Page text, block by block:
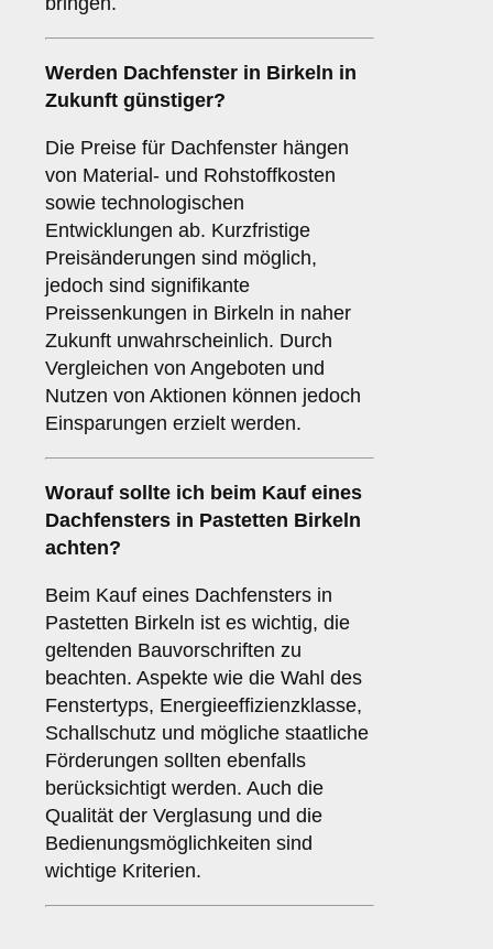
Werden Dachfenster in Birkeln in
Zukunft günstiger?
Die Preise für Dachfenster hängen
von Material- und Rohstoffkosten
sowie technologischen
Entwicklungen ab. Kurzfristige
Preisänderungen sind möglich,
jedoch sind signifikante
Preissenkungen in Birkeln in naher
Zukunft unwahrscheinlich. Durch
Vergleichen von Angeboten und
Nutzen von Aktionen können jedoch
Einsparungen erzielt werden.
Worauf sollte ich beim Kauf eines
Dachfensters in Pastetten Birkeln
achten?
Beim Kauf eines Dachfensters in
Pastetten Birkeln ist es wichtig, die
geltenden Bauvorschriften zu
beachten. Aspekte wie die Wahl des
Fenstertyps, Energieeffizienzklasse,
Schallschutz und mögliche staatliche
Förderungen sollten ebenfalls
berücksichtigt werden. Auch die
Qualität der Verglasung und die
Bedienungsmöglichkeiten sind
wichtige Kriterien.